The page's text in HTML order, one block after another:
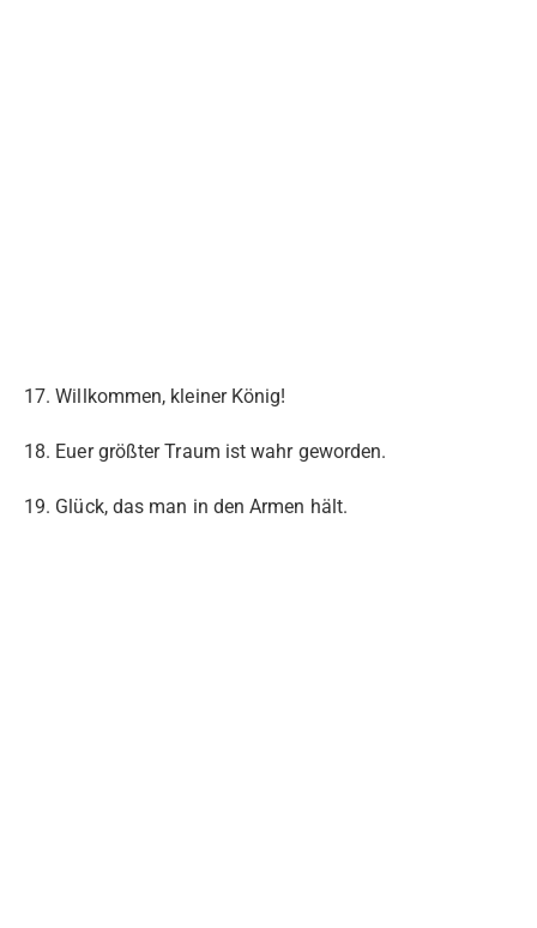
17. Willkommen, kleiner König!
18. Euer größter Traum ist wahr geworden.
19. Glück, das man in den Armen hält.